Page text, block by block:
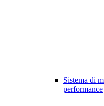
Sistema di
performance